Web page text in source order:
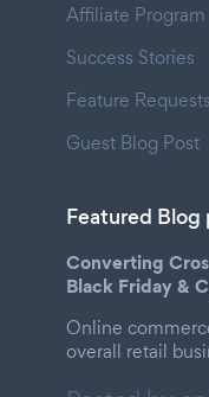
Affiliate Program
Success Stories
Feature Requests
Guest Blog Post
Featured Blog
Converting
Black Friday &
Online
overall retail